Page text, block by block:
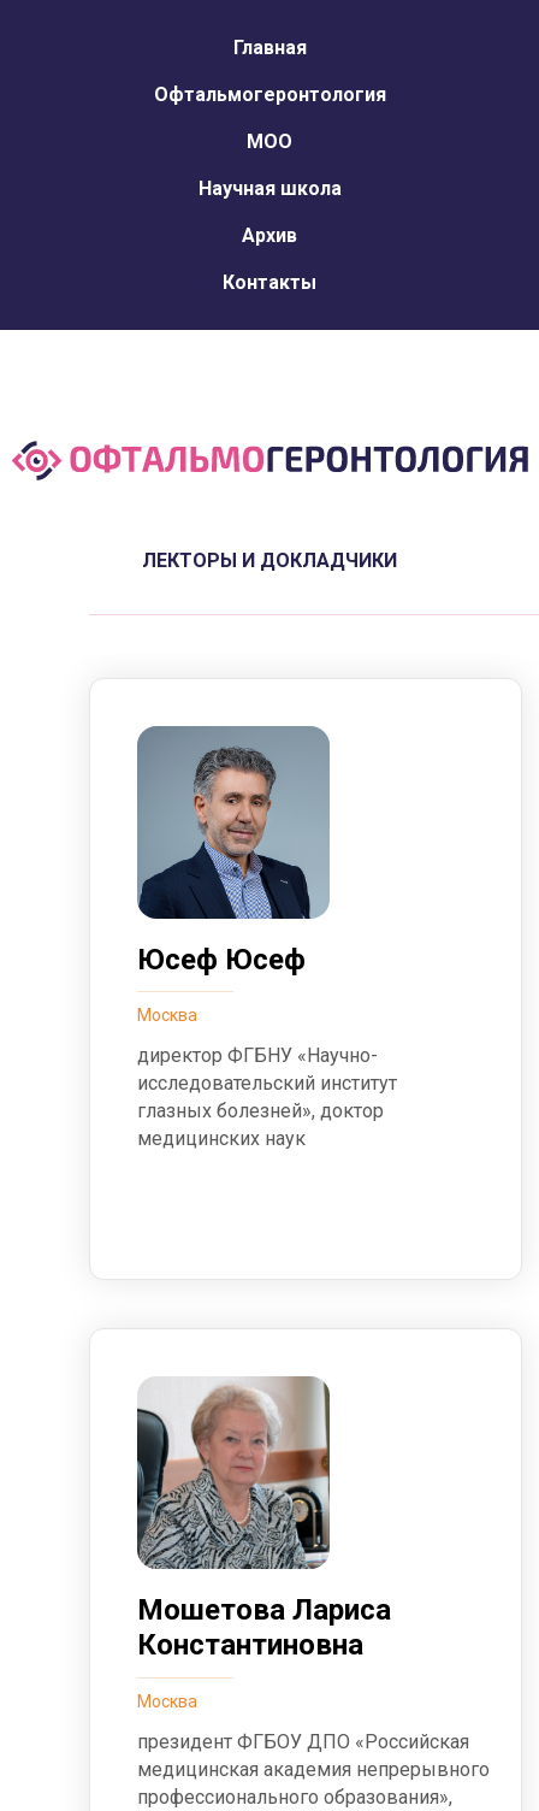
Главная
Офтальмогеронтология
МОО
Научная школа
Архив
Контакты
ЛЕКТОРЫ И ДОКЛАДЧИКИ
Юсеф Юсеф
Москва
директор ФГБНУ «Научно-
исследовательский институт
глазных болезней», доктор
медицинских наук
Мошетова Лариса
Константиновна
Москва
президент ФГБОУ ДПО «Российская
медицинская академия непрерывного
профессионального образования»,